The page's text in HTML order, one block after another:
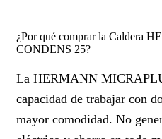
¿Por qué comprar la Caldera
CONDENS 25?
La HERMANN
capacidad de trabajar con
mayor comodidad. No